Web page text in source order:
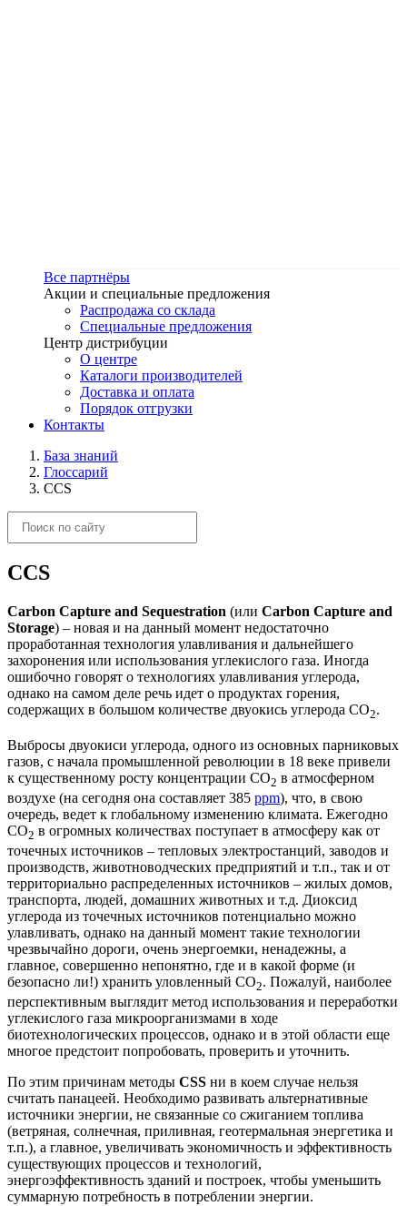
Все партнёры
Акции и специальные предложения
Распродажа со склада
Специальные предложения
Центр дистрибуции
О центре
Каталоги производителей
Доставка и оплата
Порядок отгрузки
Контакты
База знаний
Глоссарий
CCS
CCS
Carbon Capture and Sequestration (или Carbon Capture and
Storage) – новая и на данный момент недостаточно
проработанная технология улавливания и дальнейшего
захоронения или использования углекислого газа. Иногда
ошибочно говорят о технологиях улавливания углерода,
однако на самом деле речь идет о продуктах горения,
содержащих в большом количестве двуокись углерода CO2.
Выбросы двуокиси углерода, одного из основных парниковых
газов, с начала промышленной революции в 18 веке привели
к существенному росту концентрации CO2 в атмосферном
воздухе (на сегодня она составляет 385 ppm), что, в свою
очередь, ведет к глобальному изменению климата. Ежегодно
CO2 в огромных количествах поступает в атмосферу как от
точечных источников – тепловых электростанций, заводов и
производств, животноводческих предприятий и т.п., так и от
территориально распределенных источников – жилых домов,
транспорта, людей, домашних животных и т.д. Диоксид
углерода из точечных источников потенциально можно
улавливать, однако на данный момент такие технологии
чрезвычайно дороги, очень энергоемки, ненадежны, а
главное, совершенно непонятно, где и в какой форме (и
безопасно ли!) хранить уловленный CO2. Пожалуй, наиболее
перспективным выглядит метод использования и переработки
углекислого газа микроорганизмами в ходе
биотехнологических процессов, однако и в этой области еще
многое предстоит попробовать, проверить и уточнить.
По этим причинам методы CSS ни в коем случае нельзя
считать панацеей. Необходимо развивать альтернативные
источники энергии, не связанные со сжиганием топлива
(ветряная, солнечная, приливная, геотермальная энергетика и
т.п.), а главное, увеличивать экономичность и эффективность
существующих процессов и технологий,
энергоэффективность зданий и построек, чтобы уменьшить
суммарную потребность в потреблении энергии.